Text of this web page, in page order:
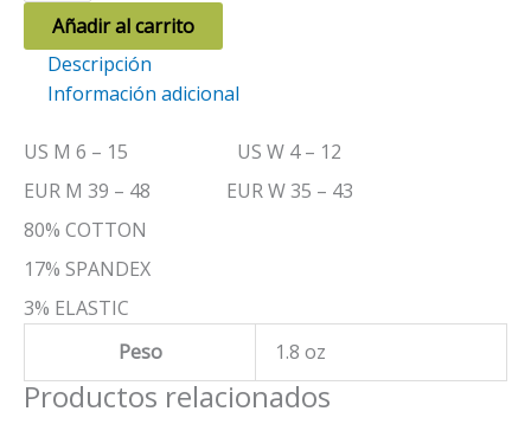
GUN
cantidad
Añadir al carrito
Descripción
Información adicional
US M 6 – 15 US W 4 – 12
EUR M 39 – 48 EUR W 35 – 43
80% COTTON
17% SPANDEX
3% ELASTIC
Peso
1.8 oz
Productos relacionados